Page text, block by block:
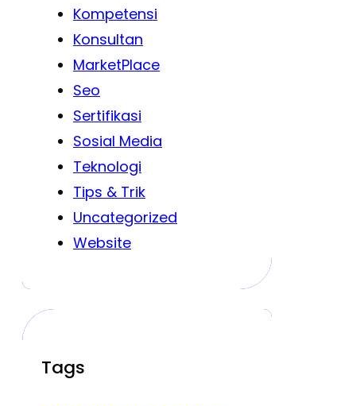
Kompetensi
Konsultan
MarketPlace
Seo
Sertifikasi
Sosial Media
Teknologi
Tips & Trik
Uncategorized
Website
Tags